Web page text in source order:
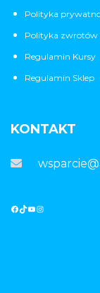
Polityka
Polityka zwrotów
Regulamin Kursy
Regulamin Sklep
KONTAKT